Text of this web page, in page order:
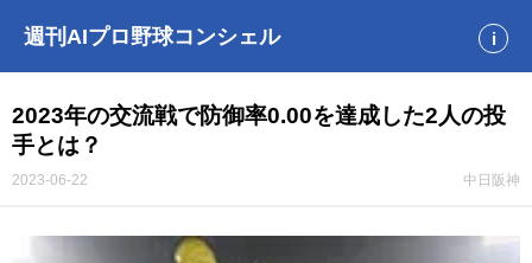
週刊AIプロ野球コンシェル i
2023年の交流戦で防御率0.00を達成した2人の投
手とは？
2023-06-22 中日 阪神